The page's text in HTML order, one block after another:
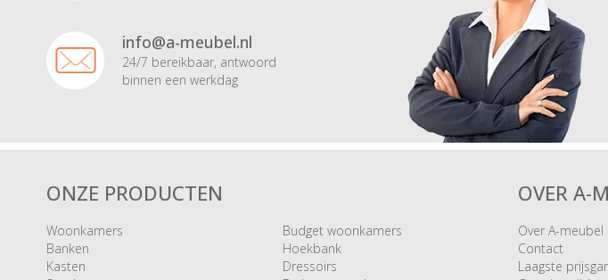
info@a-meubel.nl
24/7 bereikbaar, antwoord
binnen een werkdag
ONZE PRODUCTEN
Woonkamers
Banken
Kasten
Budget woonkamers
Hoekbank
Dressoirs
OVER A-
Over A-meubel
Contact
Laagste